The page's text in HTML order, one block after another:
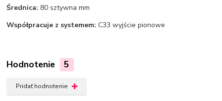
Średnica: 80 sztywna mm
Współpracuje z systemem: C33 wyjście pionowe
Hodnotenie 5
Pridať hodnotenie